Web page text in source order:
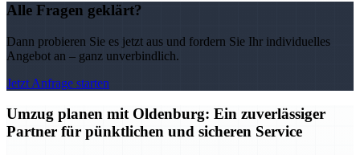
Alle Fragen geklärt?
Dann probieren Sie es jetzt aus und fordern Sie Ihr individuelles
Angebot an – ganz unverbindlich.
Jetzt Anfrage starten
Umzug planen mit Oldenburg: Ein zuverlässiger
Partner für pünktlichen und sicheren Service